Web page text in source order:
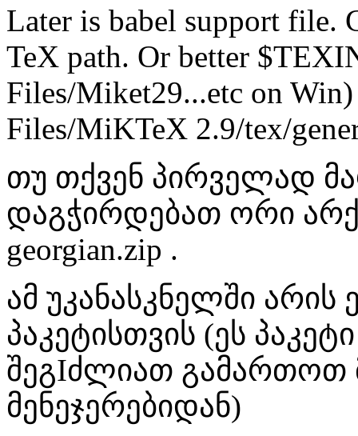
Later is babel support file.
TeX path. Or better
Files/Miket29...etc on
Files/MiKTeX 2.9/tex/
თუ თქვენ პირველად
დაგჭირდებათ ორი
georgian.zip .
ამ უკანასკნელში
პაკეტისთვის (ეს
შეგIძლიათ გამართოთ
მენეჯერებიდან)